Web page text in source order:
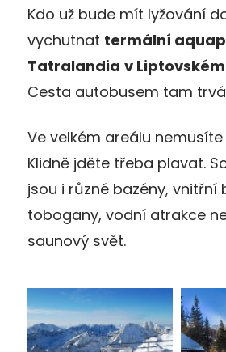
Kdo už bude mít lyžování
vychutnat termální
Tatralandia v
Cesta autobusem tam
Ve velkém areálu nemusíte
Klidně jděte třeba plavat.
jsou i různé bazény, vnitřní
tobogany, vodní atrakce
saunový svět.